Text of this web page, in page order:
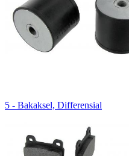
5 - Bakaksel, Differensial